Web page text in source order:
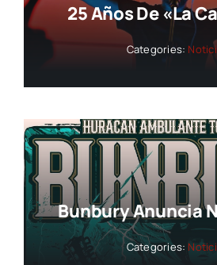
25 Años De «La
Categories:
Bunbury Anuncia
Categories: